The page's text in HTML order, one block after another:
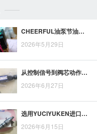
CHEERFUL油泵节油改进的三项方案与实施要点
2026年5月29日
从控制信号到阀芯动作，理解威格士液压比例阀原理与系统优化要点
2026年6月27日
选用YUCIYUKEN进口柱塞泵时应关注哪些性能优势
2026年6月15日